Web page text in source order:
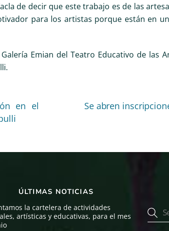
de decir que este trabajo es de las
para los artistas porque están en
Emian del Teatro Educativo de las
en el
Se abren
ÚLTIMAS NOTICIAS
la cartelera de actividades
artísticas y educativas, para el mes